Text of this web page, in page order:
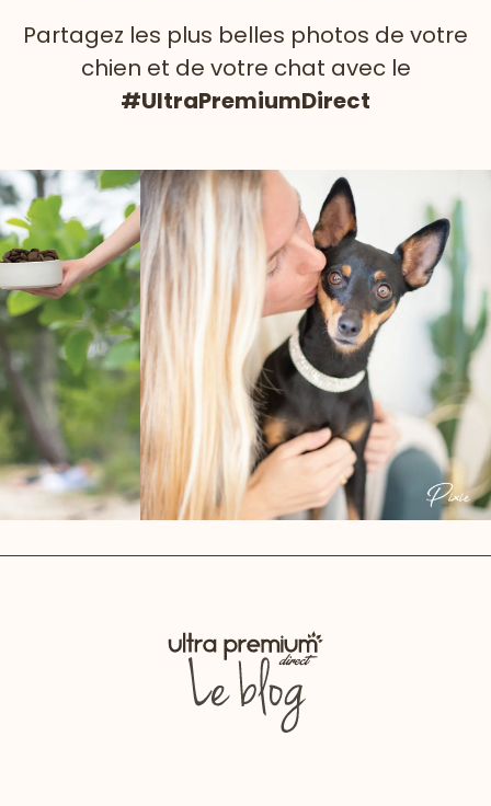
Partagez les plus belles photos de votre
chien et de votre chat avec le
#UltraPremiumDirect